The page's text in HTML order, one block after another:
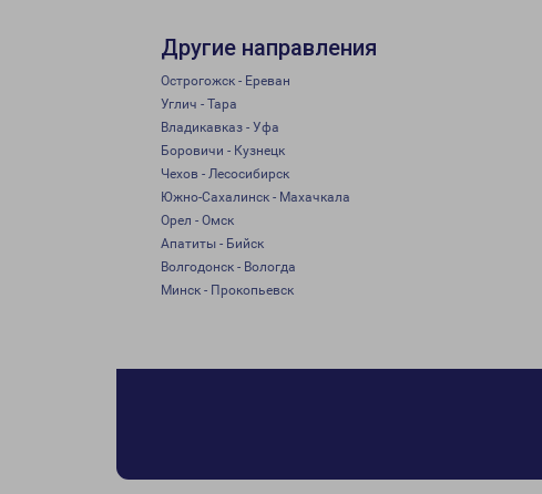
Другие направления
Острогожск - Ереван
Углич - Тара
Владикавказ - Уфа
Боровичи - Кузнецк
Чехов - Лесосибирск
Южно-Сахалинск - Махачкала
Орел - Омск
Апатиты - Бийск
Волгодонск - Вологда
Минск - Прокопьевск